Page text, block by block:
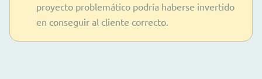
proyecto problemático podría haberse invertido
en conseguir al cliente correcto.